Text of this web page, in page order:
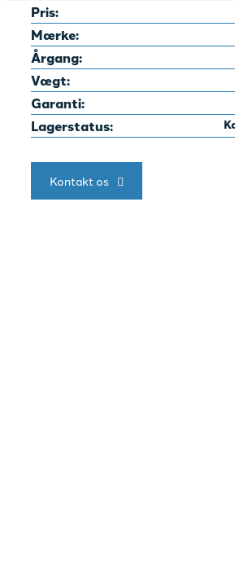
Pris:
Mærke:
Årgang:
Vægt:
Garanti:
Lagerstatus:
Kontakt os